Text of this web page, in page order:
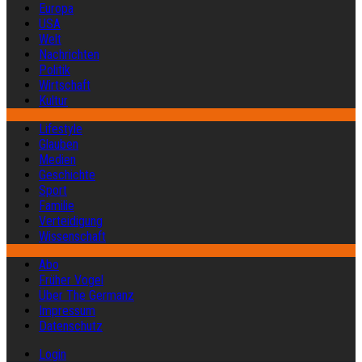
Europa
USA
Welt
Nachrichten
Politik
Wirtschaft
Kultur
Lifestyle
Glauben
Medien
Geschichte
Sport
Familie
Verteidigung
Wissenschaft
Abo
Früher Vogel
Über The Germanz
Impressum
Datenschutz
Login